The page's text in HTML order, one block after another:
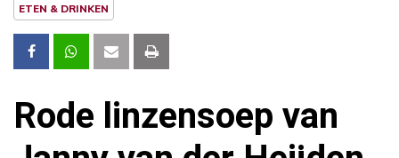
ETEN & DRINKEN
Rode linzensoep van